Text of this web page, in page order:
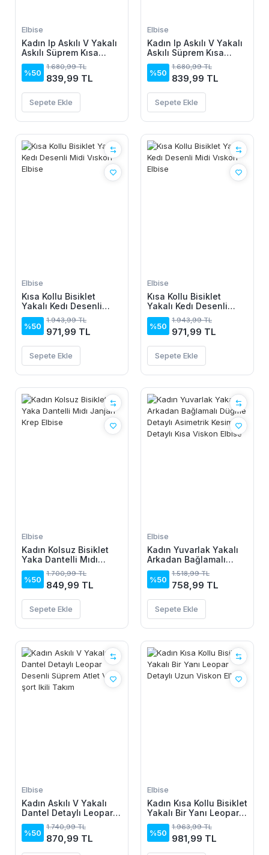
Elbise
Kadın Ip Askılı V Yakalı
Askılı Süprem Kısa
Elbise
%50
1.680,99 TL
839,99 TL
Sepete Ekle
Elbise
Kadın Ip Askılı V Yakalı
Askılı Süprem Kısa
Elbise
%50
1.680,99 TL
839,99 TL
Sepete Ekle
Elbise
Kısa Kollu Bisiklet
Yakalı Kedı Desenli
Midi Vıskon Elbise
%50
1.943,99 TL
971,99 TL
Sepete Ekle
Elbise
Kısa Kollu Bisiklet
Yakalı Kedı Desenli
Midi Vıskon Elbise
%50
1.943,99 TL
971,99 TL
Sepete Ekle
Elbise
Kadın Kolsuz Bisiklet
Yaka Dantelli Mıdı
Janjan Krep Elbise
%50
1.700,99 TL
849,99 TL
Sepete Ekle
Elbise
Kadın Yuvarlak Yakalı
Arkadan Bağlamalı
Düğme Detaylı
Asimetrik Kesim Detaylı
Kısa Viskon Elbise
%50
1.518,99 TL
758,99 TL
Sepete Ekle
Elbise
Kadın Askılı V Yakalı
Dantel Detaylı Leopar
Desenli Süprem Atlet
Ve şort Ikili Takım
%50
1.740,99 TL
870,99 TL
Elbise
Kadın Kısa Kollu Bisiklet
Yakalı Bir Yanı Leopar
Detaylı Uzun Viskon
Elbise
%50
1.963,99 TL
981,99 TL